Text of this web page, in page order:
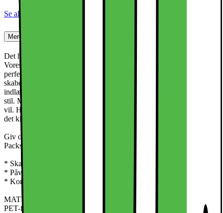
Se alle specifikationer
Mere om produktet
Det har aldrig været nemmere at specialtilpasse dit mobilcover.
Vores fantastiske Print Packs er indlæg, der er designet til at passe
perfekt mellem din telefon og et gennemsigtigt cover, så du kan
skabe et alsidigt og tilpasningsdygtigt look. Hvert sæt indeholder to
indlæg, hvilket giver dig endnu flere muligheder for at opdatere din
stil. Med et bredt udvalg af designs kan du nemt skifte look, når du
vil. Holdbare og lette – disse indlæg smykker dit cover uden at gøre
det klodset.
Giv dit mobilcover et personligt touch med vores smukke Print
Packs
* Skab et unikt look til dit mobilcover
* Påvirker ikke MagSafe eller trådløs opladning
* Kompatibel med gennemsigtige covers og frame cases
MATERIALER
PET-film